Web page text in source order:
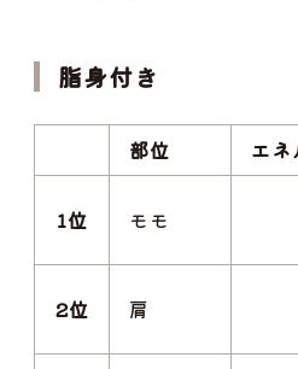
脂身付き
部位 エ
1位 モモ
2位 肩